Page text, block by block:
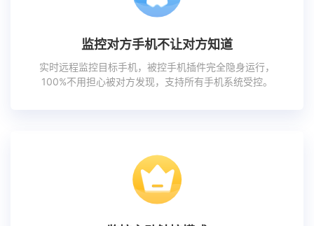
监控对方手机不让对方知道
实时远程监控目标手机，被控手机插件完全隐身运行，
100%不用担心被对方发现，支持所有手机系统受控。